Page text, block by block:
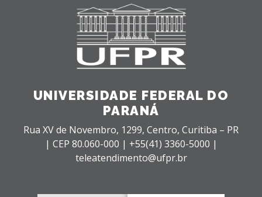
UNIVERSIDADE FEDERAL DO
PARANÁ
Rua XV de Novembro, 1299, Centro, Curitiba – PR
| CEP 80.060-000 | +55(41) 3360-5000 |
teleatendimento@ufpr.br